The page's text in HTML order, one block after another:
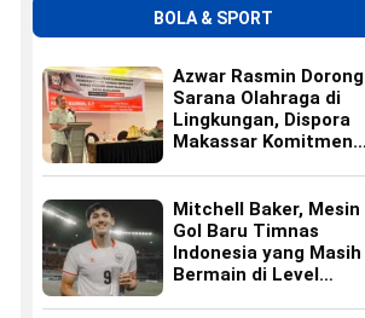
BOLA & SPORT
Azwar Rasmin Dorong
Sarana Olahraga di
Lingkungan, Dispora
Makassar Komitmen
Mitchell Baker, Mesin
Gol Baru Timnas
Indonesia yang Masih
Bermain di Level